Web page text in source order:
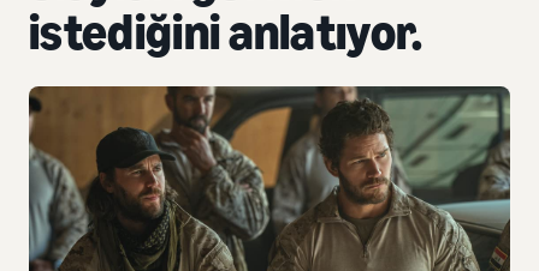
istediğini anlatıyor.